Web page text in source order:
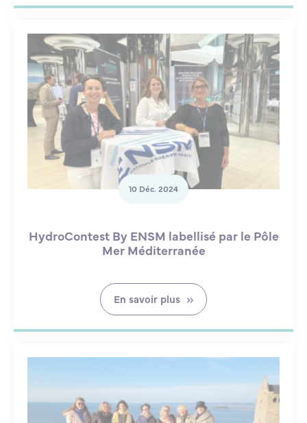
10 Déc. 2024
HydroContest By ENSM labellisé par le Pôle
Mer Méditerranée
En savoir plus